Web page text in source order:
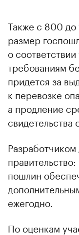
Также с 800 до
размер
о
требованиям
придется за
к перевозке
а продление
свидетельства
пошлин
ежегодно.
По оценкам